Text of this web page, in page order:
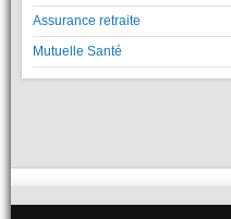
Assurance retraite
Mutuelle Santé